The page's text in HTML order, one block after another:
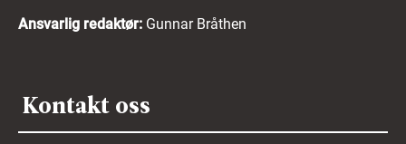
Ansvarlig redaktør: Gunnar Bråthen
Kontakt oss